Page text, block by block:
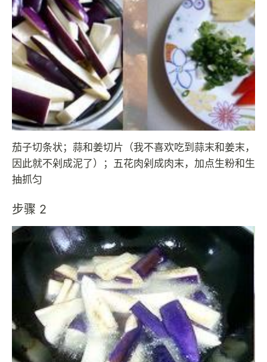
茄子切条状；蒜和姜切片（我不喜欢吃到蒜末和姜末，
因此就不剁成泥了）；五花肉剁成肉末，加点生粉和生
抽抓匀
步骤 2